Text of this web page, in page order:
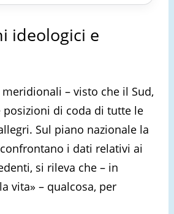
ideologici e
– visto che il Sud,
di coda di tutte le
Sul piano nazionale la
i dati relativi ai
si rileva che – in
vita» – qualcosa, per